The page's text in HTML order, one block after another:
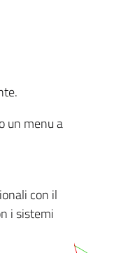
un menu a
con il
i sistemi